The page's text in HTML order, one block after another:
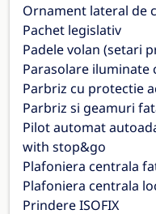
Ornament lateral de
Pachet legislativ
Padele volan (setari
Parasolare iluminate
Parbriz cu protectie
Parbriz si geamuri
Pilot automat
with stop&go
Plafoniera centrala
Plafoniera centrala
Prindere ISOFIX